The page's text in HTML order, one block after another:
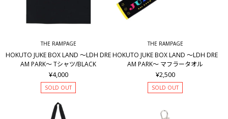
THE RAMPAGE
HOKUTO JUKE BOX LAND ～LDH DRE
AM PARK～ Tシャツ/BLACK
¥4,000
SOLD OUT
THE RAMPAGE
HOKUTO JUKE BOX LAND ～LDH DRE
AM PARK～ マフラータオル
¥2,500
SOLD OUT